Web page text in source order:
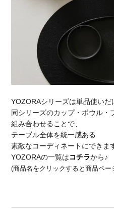
YOZORAシリーズは単品使いだ
同シリーズのカップ・ボウル・
組み合わせることで、
テーブル全体を統一感ある
素敵なコーディネートにできま
YOZORAの一覧はコチラから♪
(商品名をクリックすると商品ペー